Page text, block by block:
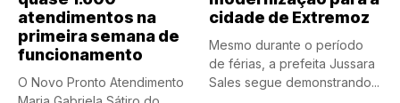
atendimentos na
primeira semana de
funcionamento
O Novo Pronto Atendimento
cidade de Extremoz
Mesmo durante o período
de férias, a prefeita Jussara
Sales segue demonstrando...